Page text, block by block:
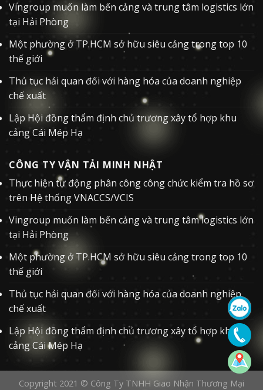
Vingroup muốn làm bến cảng và trung tâm logistics lớn
tại Hải Phòng
Một phường ở TP.HCM sở hữu siêu cảng trong top 10
thế giới
Thủ tục hải quan đối với hàng hóa của doanh nghiệp
chế xuất
Lập Hội đồng thẩm định chủ trương xây tổ hợp khu
cảng Cái Mép Hạ
CÔNG TY VẬN TẢI MINH NHẬT
Thực hiện tự động phân công công chức kiểm tra hồ sơ
trên Hệ thống VNACCS/VCIS
Vingroup muốn làm bến cảng và trung tâm logistics lớn
tại Hải Phòng
Một phường ở TP.HCM sở hữu siêu cảng trong top 10
thế giới
Thủ tục hải quan đối với hàng hóa của doanh nghiệp
chế xuất
Lập Hội đồng thẩm định chủ trương xây tổ hợp khu
cảng Cái Mép Hạ
Copyright 2021 © Công Ty TNHH Giao Nhận Thương Mại